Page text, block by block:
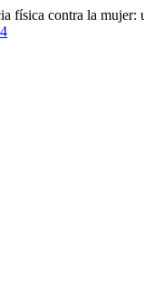
física contra la mujer: